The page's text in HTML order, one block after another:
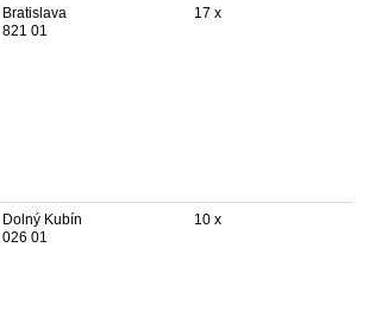
Bratislava
821 01
17 x
Dolný Kubín
026 01
10 x